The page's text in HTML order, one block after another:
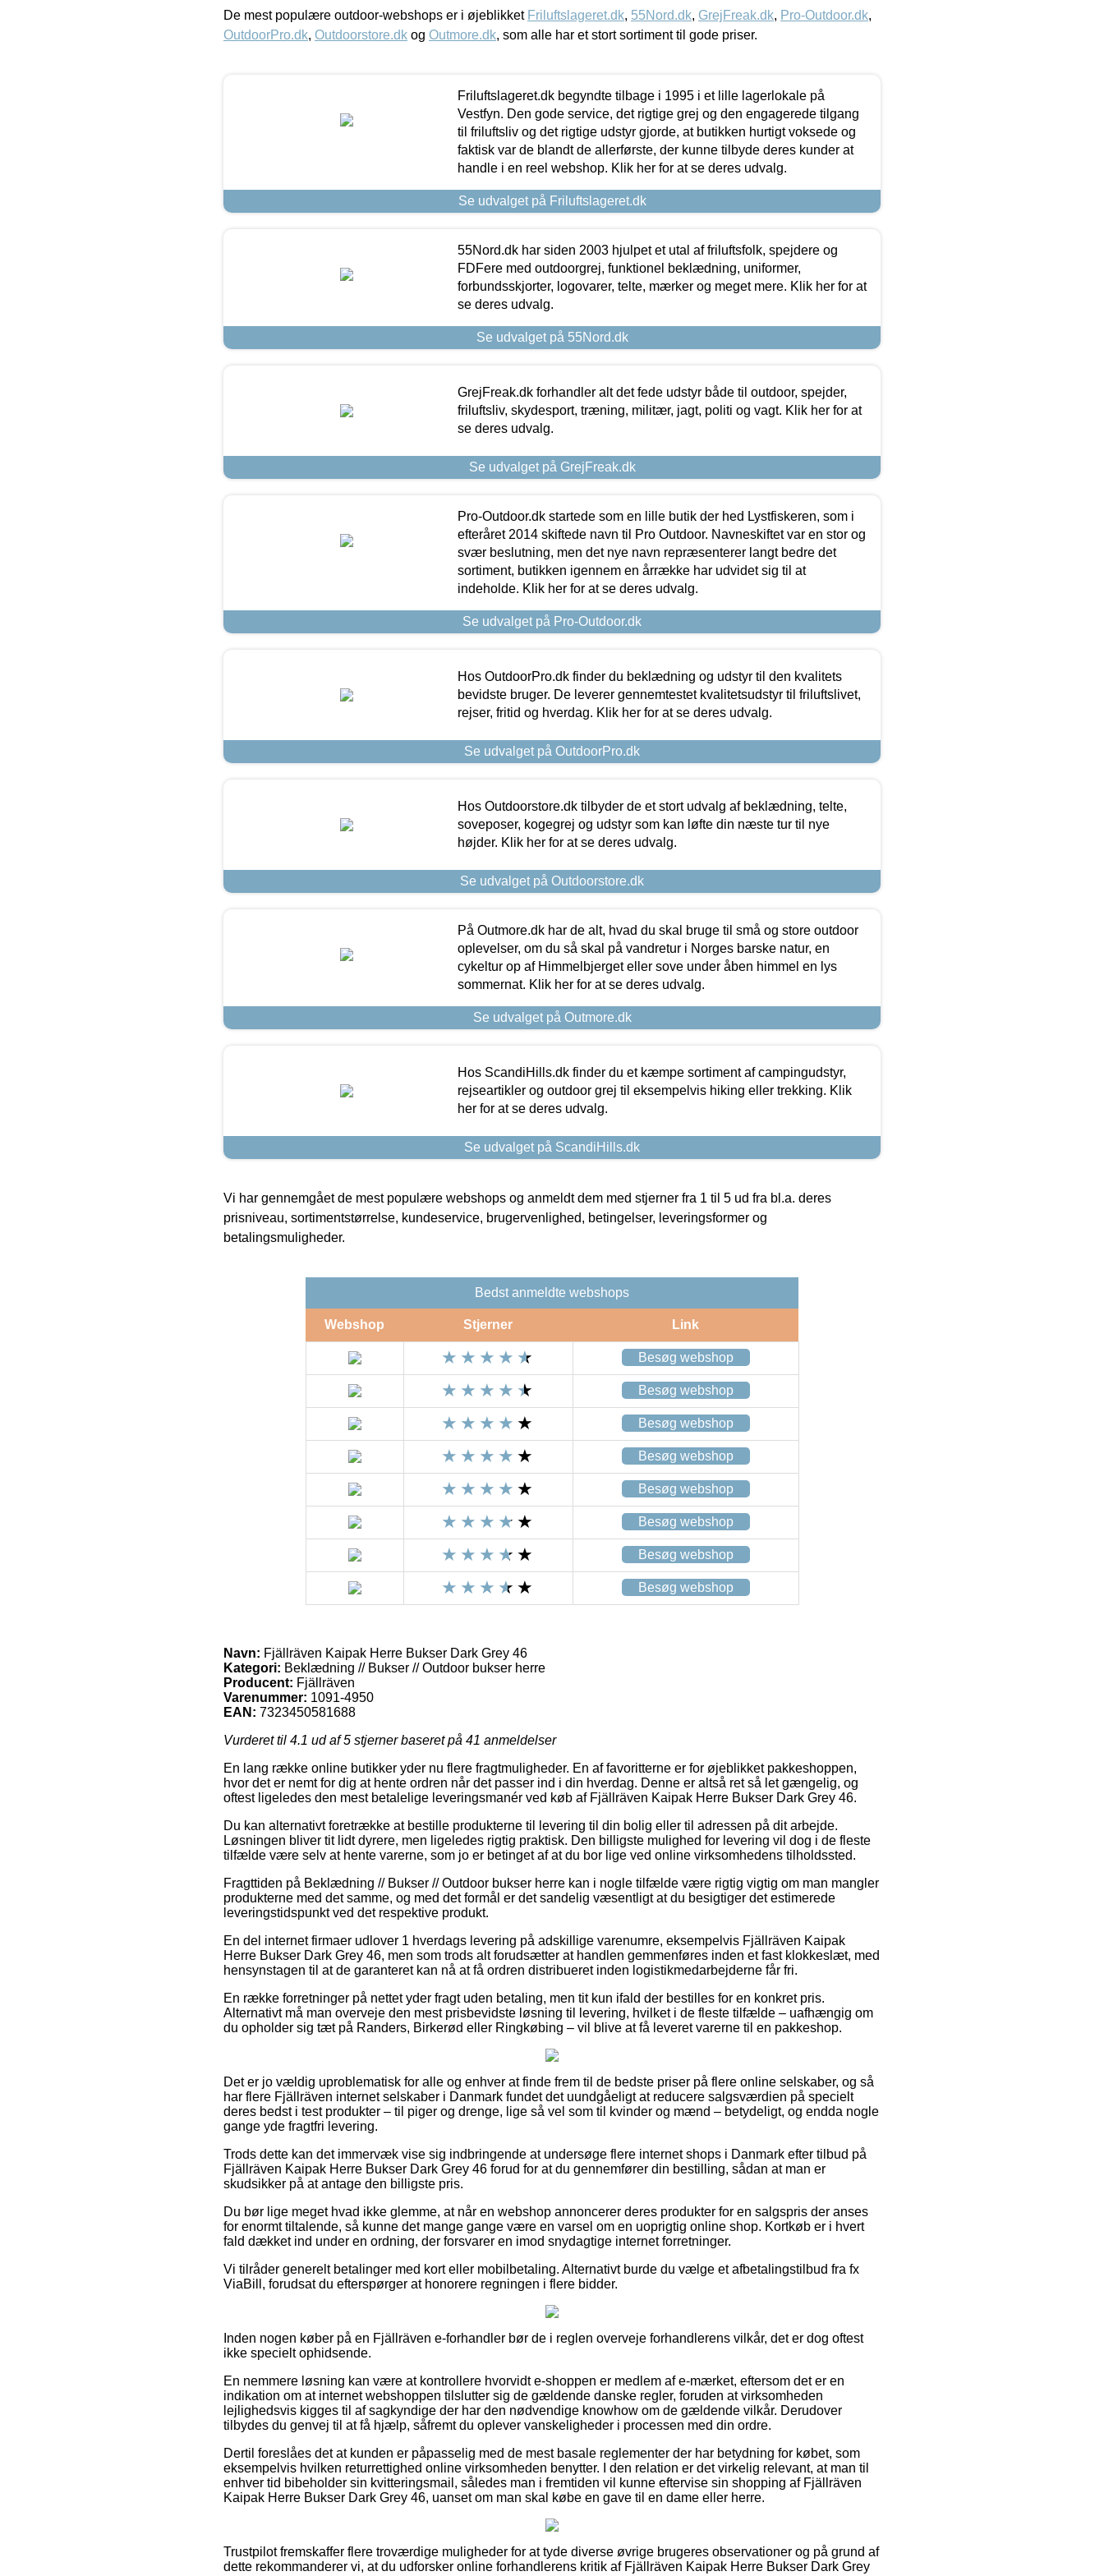
De mest populære outdoor-webshops er i øjeblikket Friluftslageret.dk, 55Nord.dk, GrejFreak.dk, Pro-Outdoor.dk,
OutdoorPro.dk, Outdoorstore.dk og Outmore.dk, som alle har et stort sortiment til gode priser.
Friluftslageret.dk begyndte tilbage i 1995 i et lille lagerlokale på
Vestfyn. Den gode service, det rigtige grej og den engagerede tilgang
til friluftsliv og det rigtige udstyr gjorde, at butikken hurtigt voksede og
faktisk var de blandt de allerførste, der kunne tilbyde deres kunder at
handle i en reel webshop. Klik her for at se deres udvalg.
Se udvalget på Friluftslageret.dk
55Nord.dk har siden 2003 hjulpet et utal af friluftsfolk, spejdere og
FDFere med outdoorgrej, funktionel beklædning, uniformer,
forbundsskjorter, logovarer, telte, mærker og meget mere. Klik her for at
se deres udvalg.
Se udvalget på 55Nord.dk
GrejFreak.dk forhandler alt det fede udstyr både til outdoor, spejder,
friluftsliv, skydesport, træning, militær, jagt, politi og vagt. Klik her for at
se deres udvalg.
Se udvalget på GrejFreak.dk
Pro-Outdoor.dk startede som en lille butik der hed Lystfiskeren, som i
efteråret 2014 skiftede navn til Pro Outdoor. Navneskiftet var en stor og
svær beslutning, men det nye navn repræsenterer langt bedre det
sortiment, butikken igennem en årrække har udvidet sig til at
indeholde. Klik her for at se deres udvalg.
Se udvalget på Pro-Outdoor.dk
Hos OutdoorPro.dk finder du beklædning og udstyr til den kvalitets
bevidste bruger. De leverer gennemtestet kvalitetsudstyr til friluftslivet,
rejser, fritid og hverdag. Klik her for at se deres udvalg.
Se udvalget på OutdoorPro.dk
Hos Outdoorstore.dk tilbyder de et stort udvalg af beklædning, telte,
soveposer, kogegrej og udstyr som kan løfte din næste tur til nye
højder. Klik her for at se deres udvalg.
Se udvalget på Outdoorstore.dk
På Outmore.dk har de alt, hvad du skal bruge til små og store outdoor
oplevelser, om du så skal på vandretur i Norges barske natur, en
cykeltur op af Himmelbjerget eller sove under åben himmel en lys
sommernat. Klik her for at se deres udvalg.
Se udvalget på Outmore.dk
Hos ScandiHills.dk finder du et kæmpe sortiment af campingudstyr,
rejseartikler og outdoor grej til eksempelvis hiking eller trekking. Klik
her for at se deres udvalg.
Se udvalget på ScandiHills.dk
Vi har gennemgået de mest populære webshops og anmeldt dem med stjerner fra 1 til 5 ud fra bl.a. deres
prisniveau, sortimentstørrelse, kundeservice, brugervenlighed, betingelser, leveringsformer og
betalingsmuligheder.
Bedst anmeldte webshops
Webshop Stjerner Link
Besøg webshop
Besøg webshop
Besøg webshop
Besøg webshop
Besøg webshop
Besøg webshop
Besøg webshop
Besøg webshop
Navn: Fjällräven Kaipak Herre Bukser Dark Grey 46
Kategori: Beklædning // Bukser // Outdoor bukser herre
Producent: Fjällräven
Varenummer: 1091-4950
EAN: 7323450581688
Vurderet til 4.1 ud af 5 stjerner baseret på 41 anmeldelser
En lang række online butikker yder nu flere fragtmuligheder. En af favoritterne er for øjeblikket pakkeshoppen,
hvor det er nemt for dig at hente ordren når det passer ind i din hverdag. Denne er altså ret så let gængelig, og
oftest ligeledes den mest betalelige leveringsmanér ved køb af Fjällräven Kaipak Herre Bukser Dark Grey 46.
Du kan alternativt foretrække at bestille produkterne til levering til din bolig eller til adressen på dit arbejde.
Løsningen bliver tit lidt dyrere, men ligeledes rigtig praktisk. Den billigste mulighed for levering vil dog i de fleste
tilfælde være selv at hente varerne, som jo er betinget af at du bor lige ved online virksomhedens tilholdssted.
Fragttiden på Beklædning // Bukser // Outdoor bukser herre kan i nogle tilfælde være rigtig vigtig om man mangler
produkterne med det samme, og med det formål er det sandelig væsentligt at du besigtiger det estimerede
leveringstidspunkt ved det respektive produkt.
En del internet firmaer udlover 1 hverdags levering på adskillige varenumre, eksempelvis Fjällräven Kaipak
Herre Bukser Dark Grey 46, men som trods alt forudsætter at handlen gemmenføres inden et fast klokkeslæt, med
hensynstagen til at de garanteret kan nå at få ordren distribueret inden logistikmedarbejderne får fri.
En række forretninger på nettet yder fragt uden betaling, men tit kun ifald der bestilles for en konkret pris.
Alternativt må man overveje den mest prisbevidste løsning til levering, hvilket i de fleste tilfælde – uafhængig om
du opholder sig tæt på Randers, Birkerød eller Ringkøbing – vil blive at få leveret varerne til en pakkeshop.
Det er jo vældig uproblematisk for alle og enhver at finde frem til de bedste priser på flere online selskaber, og så
har flere Fjällräven internet selskaber i Danmark fundet det uundgåeligt at reducere salgsværdien på specielt
deres bedst i test produkter – til piger og drenge, lige så vel som til kvinder og mænd – betydeligt, og endda nogle
gange yde fragtfri levering.
Trods dette kan det immervæk vise sig indbringende at undersøge flere internet shops i Danmark efter tilbud på
Fjällräven Kaipak Herre Bukser Dark Grey 46 forud for at du gennemfører din bestilling, sådan at man er
skudsikker på at antage den billigste pris.
Du bør lige meget hvad ikke glemme, at når en webshop annoncerer deres produkter for en salgspris der anses
for enormt tiltalende, så kunne det mange gange være en varsel om en uoprigtig online shop. Kortkøb er i hvert
fald dækket ind under en ordning, der forsvarer en imod snydagtige internet forretninger.
Vi tilråder generelt betalinger med kort eller mobilbetaling. Alternativt burde du vælge et afbetalingstilbud fra fx
ViaBill, forudsat du efterspørger at honorere regningen i flere bidder.
Inden nogen køber på en Fjällräven e-forhandler bør de i reglen overveje forhandlerens vilkår, det er dog oftest
ikke specielt ophidsende.
En nemmere løsning kan være at kontrollere hvorvidt e-shoppen er medlem af e-mærket, eftersom det er en
indikation om at internet webshoppen tilslutter sig de gældende danske regler, foruden at virksomheden
lejlighedsvis kigges til af sagkyndige der har den nødvendige knowhow om de gældende vilkår. Derudover
tilbydes du genvej til at få hjælp, såfremt du oplever vanskeligheder i processen med din ordre.
Dertil foreslåes det at kunden er påpasselig med de mest basale reglementer der har betydning for købet, som
eksempelvis hvilken returrettighed online virksomheden benytter. I den relation er det virkelig relevant, at man til
enhver tid bibeholder sin kvitteringsmail, således man i fremtiden vil kunne eftervise sin shopping af Fjällräven
Kaipak Herre Bukser Dark Grey 46, uanset om man skal købe en gave til en dame eller herre.
Trustpilot fremskaffer flere troværdige muligheder for at tyde diverse øvrige brugeres observationer og på grund af
dette rekommanderer vi, at du udforsker online forhandlerens kritik af Fjällräven Kaipak Herre Bukser Dark Grey